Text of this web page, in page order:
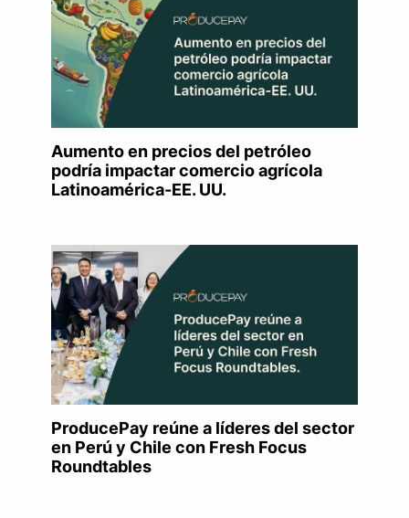
Aumento en precios del petróleo
podría impactar comercio agrícola
Latinoamérica-EE. UU.
ProducePay reúne a líderes del sector
en Perú y Chile con Fresh Focus
Roundtables